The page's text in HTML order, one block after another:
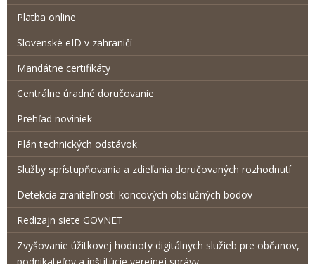
Platba online
Slovenské eID v zahraničí
Mandátne certifikáty
Centrálne úradné doručovanie
Prehľad noviniek
Plán technických odstávok
Služby sprístupňovania a zdieľania doručovaných rozhodnutí
Detekcia zraniteľnosti koncových obslužných bodov
Redizajn siete GOVNET
Zvyšovanie úžitkovej hodnoty digitálnych služieb pre občanov,